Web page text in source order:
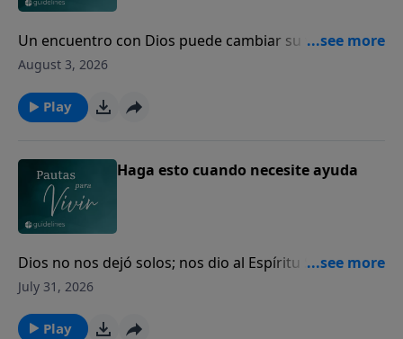
Un encuentro con Dios puede cambiar su vida para
siempre.
August 3, 2026
Play
Haga esto cuando necesite ayuda
Dios no nos dejó solos; nos dio al Espíritu Santo para
guiarnos, fortalecernos y acompañarnos cada día.
July 31, 2026
Play